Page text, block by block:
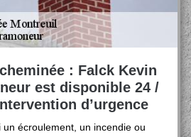
: Falck Kevin
est disponible 24 /
d’urgence
écroulement, un incendie ou